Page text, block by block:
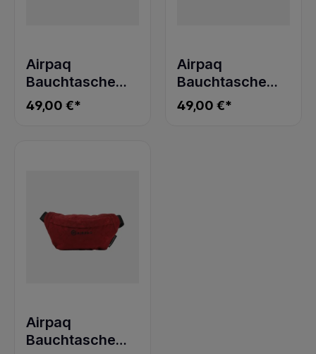
Airpaq
Bauchtasche
Hip Baq Pride 2
Schwarz
49,00 €*
Airpaq
Bauchtasche
Hip Baq Grau
49,00 €*
Airpaq
Bauchtasche